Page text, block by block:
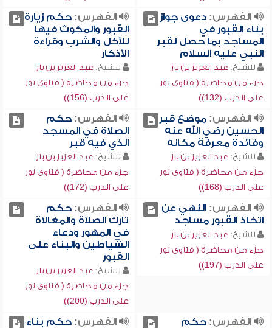
الفهرس:دعوى جواز
بناء القبور في
المساجد بما حصل لقبر
النبي عليه السلام
للشيخ: عبد العزيز بن باز
جزء من محاضرة ( فتاوى نور
على الدرب (132))
الفهرس:حكم زيارة
القبور والمكوث فيها
للأكل والشرب وقراءة
الأذكار
للشيخ: عبد العزيز بن باز
جزء من محاضرة ( فتاوى نور
على الدرب (156))
الفهرس:موضع قبر
الحسين رضي الله عنه
وفائدة معرفة مكانه
للشيخ: عبد العزيز بن باز
جزء من محاضرة ( فتاوى نور
على الدرب (168))
الفهرس:حكم
الصلاة في المسجد
الذي فيه قبر
للشيخ: عبد العزيز بن باز
جزء من محاضرة ( فتاوى نور
على الدرب (172))
الفهرس:النهي عن
اتخاذ القبور مساجد
للشيخ: عبد العزيز بن باز
جزء من محاضرة ( فتاوى نور
على الدرب (197))
الفهرس:حكم
تارك الصلاة والمغالاة
في المهور ودعاء
الشياطين والبناء على
القبور
للشيخ: عبد العزيز بن باز
جزء من محاضرة ( فتاوى نور
على الدرب (200))
الفهرس:حكم
الفهرس:حكم بناء